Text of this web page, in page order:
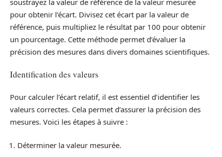
pour obtenir l’écart. Divisez cet écart par la valeur de
référence, puis multipliez le résultat par 100 pour obtenir
un pourcentage. Cette méthode permet d’évaluer la
précision des mesures dans divers domaines scientifiques.
Identification des valeurs
Pour calculer l’écart relatif, il est essentiel d’identifier les
valeurs correctes. Cela permet d’assurer la précision des
mesures. Voici les étapes à suivre :
Déterminer la valeur mesurée.